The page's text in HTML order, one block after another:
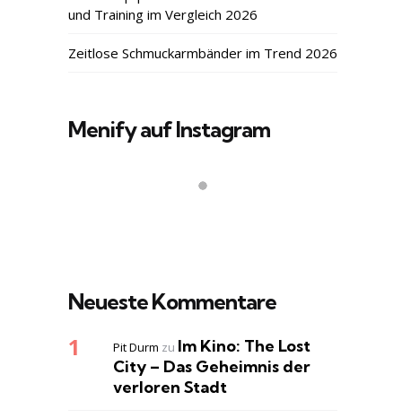
und Training im Vergleich 2026
Zeitlose Schmuckarmbänder im Trend 2026
Menify auf Instagram
Neueste Kommentare
Pit Durm zu Im Kino: The Lost
City – Das Geheimnis der
verloren Stadt